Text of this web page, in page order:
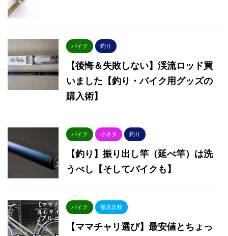
バイク 釣り
【後悔＆失敗しない】渓流ロッド買
いました【釣り・バイク用グッズの
購入術】
バイク 小ネタ 釣り
【釣り】振り出し竿（延べ竿）は洗
うべし【そしてバイクも】
バイク 徹底比較
【ママチャリ選び】最安値とちょっ